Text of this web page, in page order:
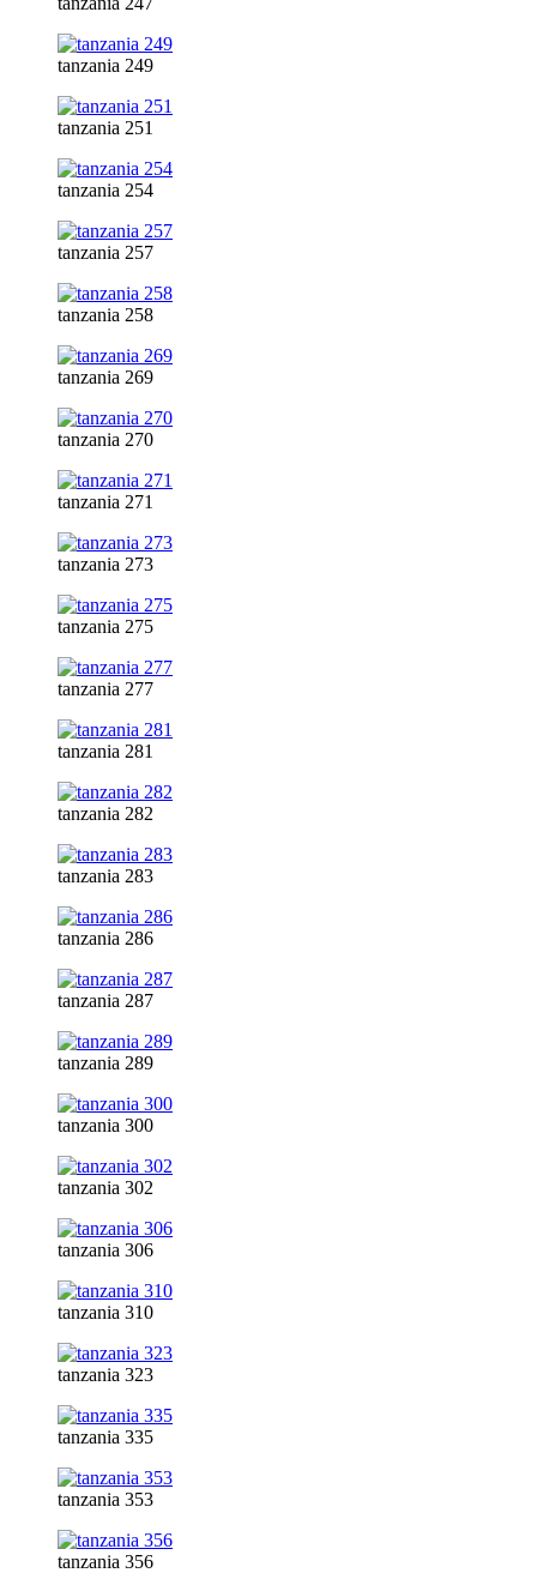
tanzania 249
tanzania 251
tanzania 254
tanzania 257
tanzania 258
tanzania 269
tanzania 270
tanzania 271
tanzania 273
tanzania 275
tanzania 277
tanzania 281
tanzania 282
tanzania 283
tanzania 286
tanzania 287
tanzania 289
tanzania 300
tanzania 302
tanzania 306
tanzania 310
tanzania 323
tanzania 335
tanzania 353
tanzania 356